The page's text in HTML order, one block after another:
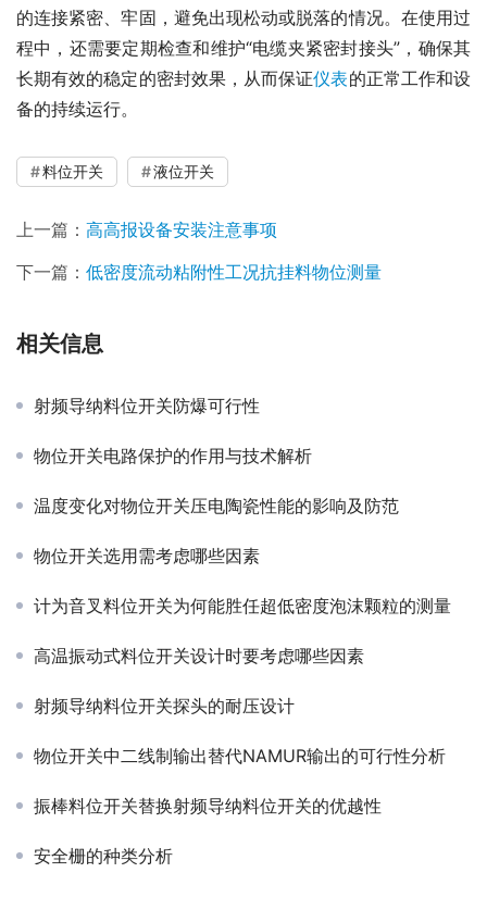
的连接紧密、牢固，避免出现松动或脱落的情况。在使用过
程中，还需要定期检查和维护“电缆夹紧密封接头”，确保其
长期有效的稳定的密封效果，从而保证仪表的正常工作和设
备的持续运行。
料位开关 液位开关
上一篇： 高高报设备安装注意事项
下一篇： 低密度流动粘附性工况抗挂料物位测量
相关信息
射频导纳料位开关防爆可行性
物位开关电路保护的作用与技术解析
温度变化对物位开关压电陶瓷性能的影响及防范
物位开关选用需考虑哪些因素
计为音叉料位开关为何能胜任超低密度泡沫颗粒的测量
高温振动式料位开关设计时要考虑哪些因素
射频导纳料位开关探头的耐压设计
物位开关中二线制输出替代NAMUR输出的可行性分析
振棒料位开关替换射频导纳料位开关的优越性
安全栅的种类分析